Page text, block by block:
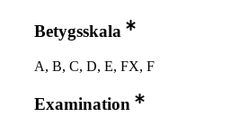
Betygsskala
A, B, C, D, E, FX, F
Examination